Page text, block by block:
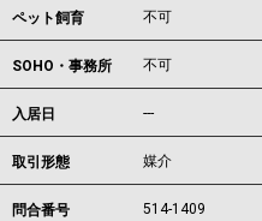
ペット飼育 不可
SOHO・事務所 不可
入居日 ---
取引形態 媒介
問合番号 514-1409